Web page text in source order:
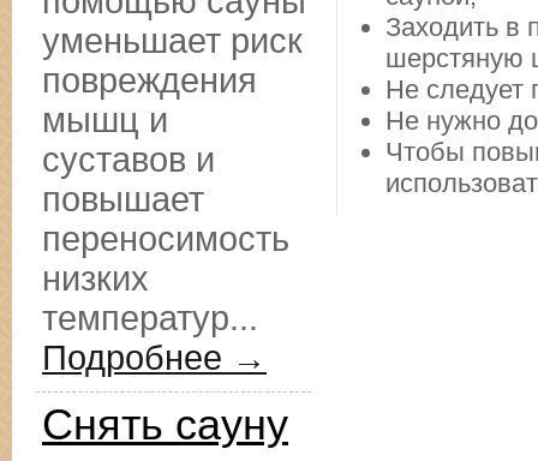
Заходить в
шерстяную
Не следует
Не нужно
Чтобы
уменьшает риск
повреждения
мышц и
суставов и
повышает
переносимость
низких
температур...
Подробнее →
Снять сауну